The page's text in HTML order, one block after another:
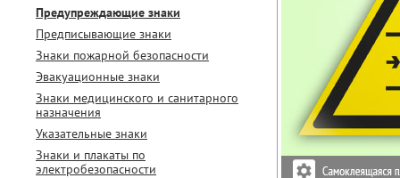
Предупреждающие знаки
Предписывающие знаки
Знаки пожарной безопасности
Эвакуационные знаки
Знаки медицинского и санитарного
назначения
Указательные знаки
Знаки и плакаты по
электробезопасности